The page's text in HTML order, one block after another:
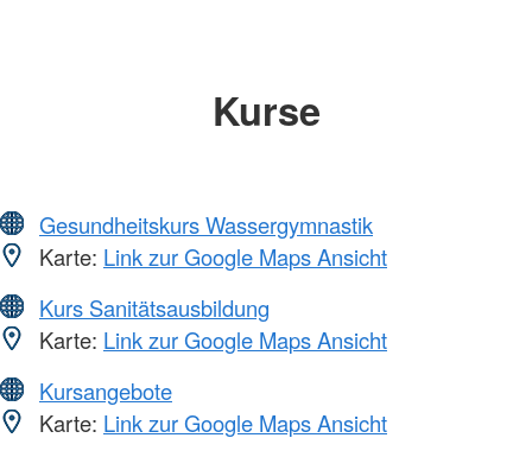
Kurse
Gesundheitskurs Wassergymnastik
Karte: Link zur Google Maps Ansicht
Kurs Sanitätsausbildung
Karte: Link zur Google Maps Ansicht
Kursangebote
Karte: Link zur Google Maps Ansicht